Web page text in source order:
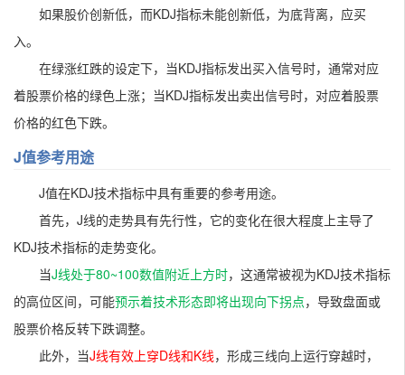
如果股价创新低，而KDJ指标未能创新低，为底背离，应买
入。
在绿涨红跌的设定下，当KDJ指标发出买入信号时，通常对应
着股票价格的绿色上涨； 当KDJ指标发出卖出信号时，对应着股票
价格的红色下跌。
J值参考用途
J值在KDJ技术指标中具有重要的参考用途。
首先，J线的走势具有先行性，它的变化在很大程度上主导了
KDJ技术指标的走势变化。
当J线处于80~100数值附近上方时，这通常被视为KDJ技术指标
的高位区间，可能预示着技术形态即将出现向下拐点，导致盘面或
股票价格反转下跌调整。
此外，当J线有效上穿D线和K线，形成三线向上运行穿越时，